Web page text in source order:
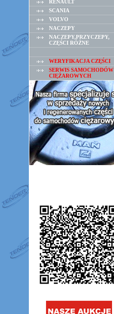
RENAULT
SCANIA
VOLVO
NACZEPY
NACZEPY,PRZYCZEPY,
CZĘŚCI RÓŻNE
WERYFIKACJA CZĘŚCI
SERWIS SAMOCHODÓW
CIĘŻAROWYCH